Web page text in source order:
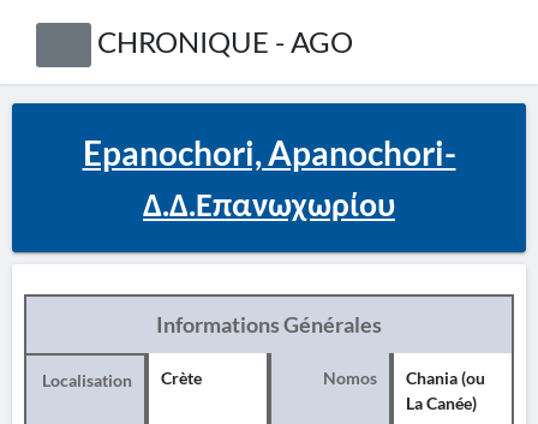
CHRONIQUE - AGO
Epanochori, Apanochori-
Δ.Δ.Επανωχωρίου
Informations Générales
Localisation Crète Nomos
Chania (ou
La Canée)